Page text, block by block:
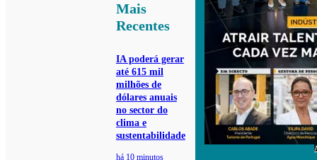
Mais
Recentes
IA poderá gerar
até 615 mil
milhões de
dólares anuais
no sector do
clima e
sustentabilidade
há 10 minutos